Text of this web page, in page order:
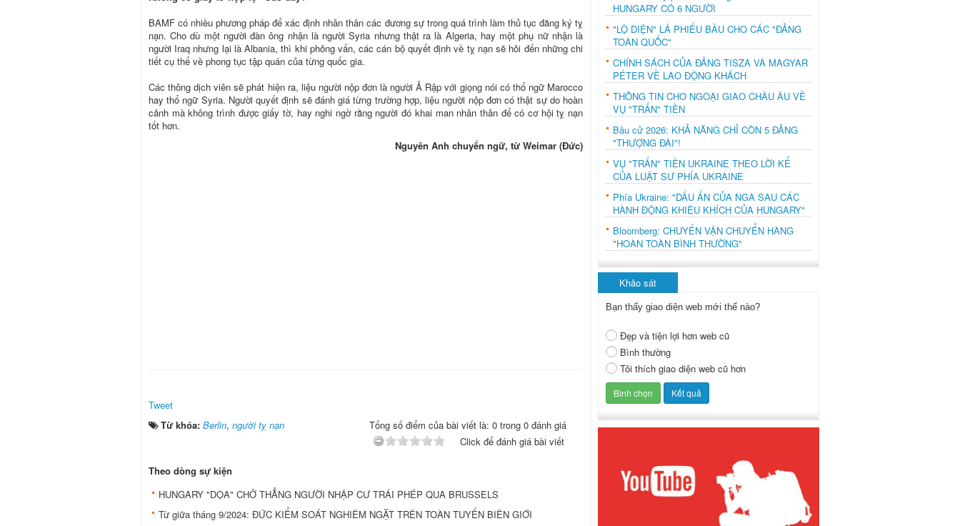
BAMF có nhiều phương pháp để xác định nhân thân các đương sự trong quá trình làm thủ tục đăng ký tỵ
nạn. Cho dù một người đàn ông nhận là người Syria nhưng thật ra là Algeria, hay một phụ nữ nhận là
người Iraq nhưng lại là Albania, thì khi phỏng vấn, các cán bộ quyết định về tỵ nạn sẽ hỏi đến những chi
tiết cụ thể về phong tục tập quán của từng quốc gia.
Các thông dịch viên sẽ phát hiện ra, liệu người nộp đơn là người Ả Rập với giọng nói có thổ ngữ Marocco
hay thổ ngữ Syria. Người quyết định sẽ đánh giá từng trường hợp, liệu người nộp đơn có thật sự do hoàn
cảnh mà không trình được giấy tờ, hay nghi ngờ rằng người đó khai man nhân thân để có cơ hội tỵ nạn
tốt hơn.
Nguyên Anh chuyển ngữ, từ Weimar (Đức)
Tweet
Từ khóa: Berlin, người tỵ nạn
Tổng số điểm của bài viết là: 0 trong 0 đánh giá
Click để đánh giá bài viết
Theo dòng sự kiện
HUNGARY "DỌA" CHỞ THẲNG NGƯỜI NHẬP CƯ TRÁI PHÉP QUA BRUSSELS
Từ giữa tháng 9/2024: ĐỨC KIỂM SOÁT NGHIÊM NGẶT TRÊN TOÀN TUYẾN BIÊN GIỚI
HUNGARY CÓ 6 NGƯỜI
"LỘ DIỆN" LÁ PHIẾU BẦU CHO CÁC "ĐẢNG
TOÀN QUỐC"
CHÍNH SÁCH CỦA ĐẢNG TISZA VÀ MAGYAR
PÉTER VỀ LAO ĐỘNG KHÁCH
THÔNG TIN CHO NGOẠI GIAO CHÂU ÂU VỀ
VỤ "TRẤN" TIỀN
Bầu cử 2026: KHẢ NĂNG CHỈ CÒN 5 ĐẢNG
"THƯỢNG ĐÀI"!
VỤ "TRẤN" TIỀN UKRAINE THEO LỜI KỂ
CỦA LUẬT SƯ PHÍA UKRAINE
Phía Ukraine: "DẤU ẤN CỦA NGA SAU CÁC
HÀNH ĐỘNG KHIÊU KHÍCH CỦA HUNGARY"
Bloomberg: CHUYẾN VẬN CHUYỂN HÀNG
"HOÀN TOÀN BÌNH THƯỜNG"
Khảo sát
Bạn thấy giao diện web mới thế nào?
Đẹp và tiện lợi hơn web cũ
Bình thường
Tôi thích giao diện web cũ hơn